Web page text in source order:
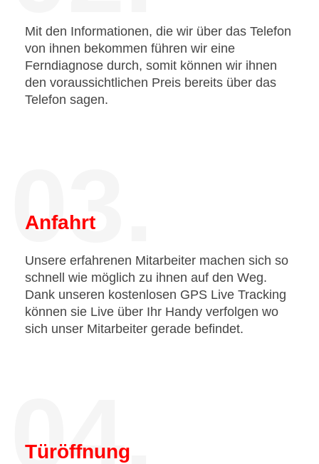
Mit den Informationen, die wir über das Telefon
von ihnen bekommen führen wir eine
Ferndiagnose durch, somit können wir ihnen
den voraussichtlichen Preis bereits über das
Telefon sagen.
03.
Anfahrt
Unsere erfahrenen Mitarbeiter machen sich so
schnell wie möglich zu ihnen auf den Weg.
Dank unseren kostenlosen GPS Live Tracking
können sie Live über Ihr Handy verfolgen wo
sich unser Mitarbeiter gerade befindet.
04.
Türöffnung